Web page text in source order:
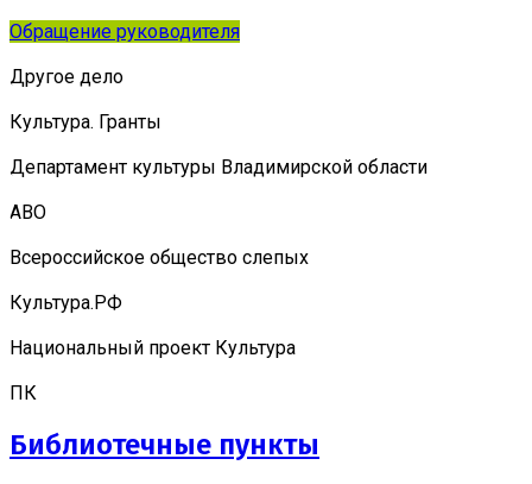
Обращение руководителя
Другое дело
Культура. Гранты
Департамент культуры Владимирской области
АВО
Всероссийское общество слепых
Культура.РФ
Национальный проект Культура
ПК
Библиотечные пункты